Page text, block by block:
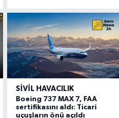
SIVIL HAVACILIK
Boeing 737 MAX 7, FAA
sertifikasını aldı: Ticari
uçuşların önü açıldı